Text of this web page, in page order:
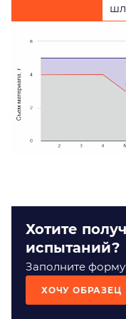
Хотите
испытаний?
Заполните
ХОЧУ ОБРАЗЕЦ